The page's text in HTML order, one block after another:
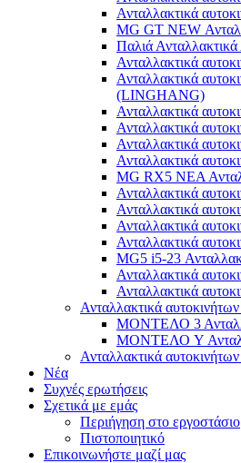
Ανταλλακτικά
MG GT NEW
Παλιά
Ανταλλακτικά
Ανταλλακτικά
(LINGHANG)
Ανταλλακτικά
Ανταλλακτικά
Ανταλλακτικά
Ανταλλακτικά
MG RX5 ΝΕΑ
Ανταλλακτικά
Ανταλλακτικά
Ανταλλακτικά
Ανταλλακτικά
MG5 i5-23
Ανταλλακτικά
Ανταλλακτικά
Ανταλλακτικά
ΜΟΝΤΕΛΟ 3
ΜΟΝΤΕΛΟ Y
Ανταλλακτικά
Νέα
Συχνές ερωτήσεις
Σχετικά με εμάς
Περιήγηση στο εργοστάσιο
Πιστοποιητικό
Επικοινωνήστε μαζί μας